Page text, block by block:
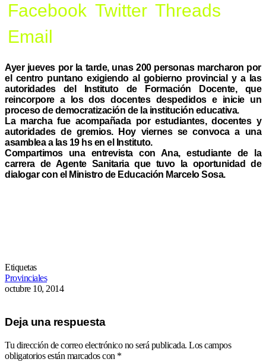
Facebook Twitter Threads
Email
Ayer jueves por la tarde, unas 200 personas marcharon por
el centro puntano exigiendo al gobierno provincial y a las
autoridades del Instituto de Formación Docente, que
reincorpore a los dos docentes despedidos e inicie un
proceso de democratización de la institución educativa.
La marcha fue acompañada por estudiantes, docentes y
autoridades de gremios. Hoy viernes se convoca a una
asamblea a las 19 hs en el Instituto.
Compartimos una entrevista con Ana, estudiante de la
carrera de Agente Sanitaria que tuvo la oportunidad de
dialogar con el Ministro de Educación Marcelo Sosa.
Etiquetas
Provinciales
octubre 10, 2014
Deja una respuesta
Tu dirección de correo electrónico no será publicada. Los campos
obligatorios están marcados con *